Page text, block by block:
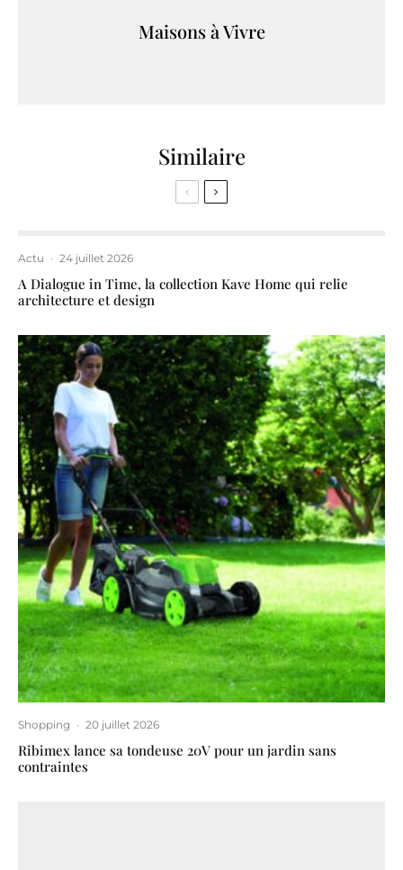
Maisons à Vivre
Similaire
Actu · 24 juillet 2026
A Dialogue in Time, la collection Kave Home qui relie
architecture et design
Shopping · 20 juillet 2026
Ribimex lance sa tondeuse 20V pour un jardin sans
contraintes